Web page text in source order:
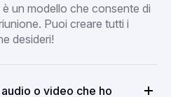
un modello che consente di
Puoi creare tutti i
desideri!
o video che ho